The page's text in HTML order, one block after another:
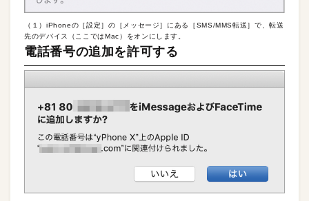
（１）iPhoneの［設定］の［メッセージ］にある［SMS/MMS転送］で、転送
先のデバイス（ここではMac）をオンにします。
電話番号の追加を許可する